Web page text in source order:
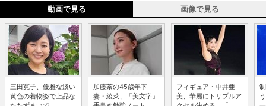
動画で見る 画像で見る
三田寛子、優雅な淡い
黄色の着物姿で上品な
加藤茶の45歳年下
妻・綾菜、「美文字」
フィギュア・中井亜
美、華麗にトリプルア